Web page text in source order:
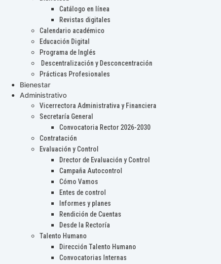
Catálogo en línea
Revistas digitales
Calendario académico
Educación Digital
Programa de Inglés
Descentralización y Desconcentración
Prácticas Profesionales
Bienestar
Administrativo
Vicerrectora Administrativa y Financiera
Secretaría General
Convocatoria Rector 2026-2030
Contratación
Evaluación y Control
Drector de Evaluación y Control
Campaña Autocontrol
Cómo Vamos
Entes de control
Informes y planes
Rendición de Cuentas
Desde la Rectoría
Talento Humano
Dirección Talento Humano
Convocatorias Internas